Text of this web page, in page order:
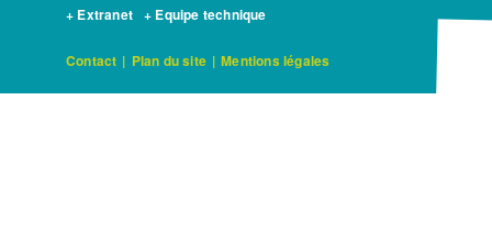
+ Extranet + Equipe technique
Contact | Plan du site | Mentions légales